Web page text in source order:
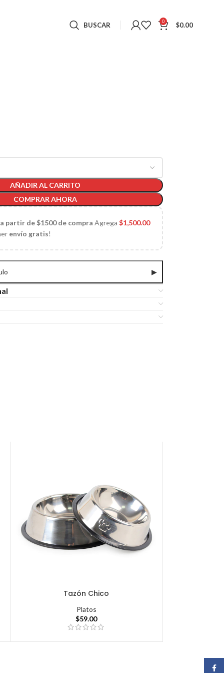
BUSCAR 0 $0.00
AÑADIR AL CARRITO
COMPRAR AHORA
partir de $1500 de compra Agrega$1,500.00
envío gratis!
▶
Tazón Chico
Platos
$59.00